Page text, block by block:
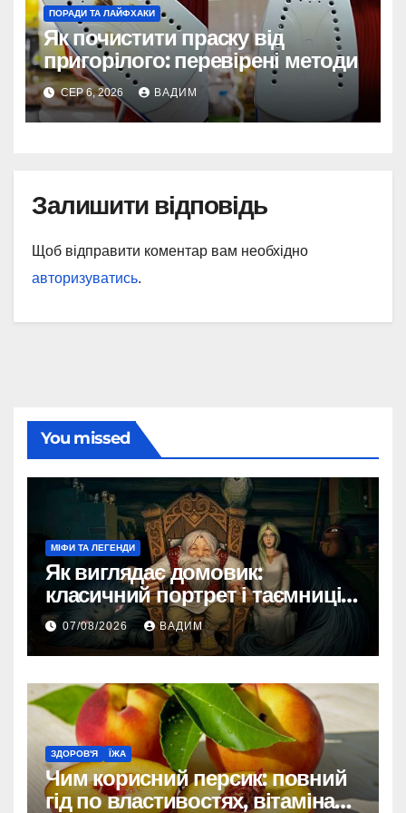
ПОРАДИ ТА ЛАЙФХАКИ
Як почистити праску від
пригорілого: перевірені методи
СЕР 6, 2026 ВАДИМ
Залишити відповідь
Щоб відправити коментар вам необхідно
авторизуватись.
You missed
МІФИ ТА ЛЕГЕНДИ
Як виглядає домовик:
класичний портрет і таємниці
зовнішності
07/08/2026 ВАДИМ
ЗДОРОВ'Я ЇЖА
Чим корисний персик: повний
гід по властивостях, вітамінах і